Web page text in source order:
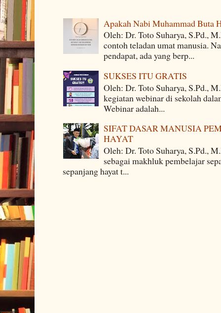
Apakah Nabi Muhammad Buta
Oleh: Dr. Toto Suharya, S.Pd.,
contoh teladan umat manusia.
pendapat, ada yang berp...
SUKSES ITU GRATIS
Oleh: Dr. Toto Suharya, S.Pd.,
kegiatan webinar di sekolah
Webinar adalah...
SIFAT DASAR MANUSIA
HAYAT
Oleh: Dr. Toto Suharya, S.Pd.,
sebagai makhluk pembelajar
sepanjang hayat t...